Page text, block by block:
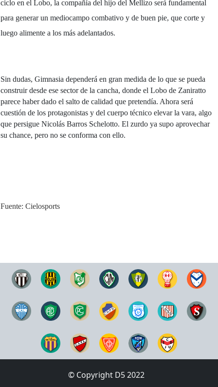
ciclo en el Lobo, la compañía del hijo del Mellizo será fundamental
para generar un mediocampo combativo y de buen pie, que corte y
luego alimente a los más adelantados.
Sin dudas, Gimnasia dependerá en gran medida de lo que se pueda
construir desde ese sector de la cancha, donde el Lobo de Zaniratto
parece haber dado el salto de calidad que pretendía. Ahora será
cuestión de los protagonistas y del cuerpo técnico elevar la vara, algo
que persigue Nicolás Barros Schelotto. El zurdo ya supo aprovechar
su chance, pero no se conforma con ello.
Fuente: Cielosports
© Copyright D5 2022